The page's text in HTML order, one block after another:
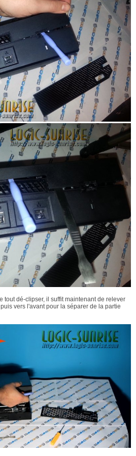
tout dé-clipser, il suffit maintenant de relever
vers l'avant pour la séparer de la partie